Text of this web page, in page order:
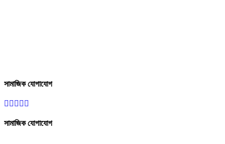
সামাজিক যোগাযোগ
সামাজিক যোগাযোগ